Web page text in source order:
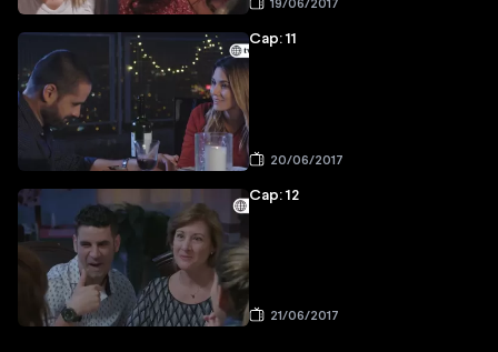
19/06/2017
Cap: 11
20/06/2017
Cap: 12
21/06/2017